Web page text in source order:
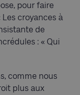
pour faire
croyances à
de
: « Qui
comme nous
plus aux